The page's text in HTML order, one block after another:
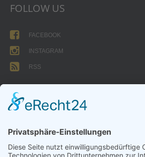
FOLLOW US
FACEBOOK
INSTAGRAM
RSS
FORMULARE
Abteilungsbeitrag aktive Spieler:
Jugendliche unter 18: 25 EUR
Erwachsene: 50 EUR